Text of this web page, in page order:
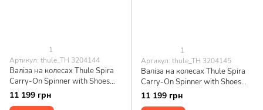
1
Артикул: thule_TH 3204144
Валіза на колесах Thule Spira
Carry-On Spinner with Shoes
Bag (Legion Blue) (TH
3204144)
11 199 грн
1
Артикул: thule_TH 3204145
Валіза на колесах Thule Spira
Carry-On Spinner with Shoes
Bag (Rio Red) (TH 3204145)
11 199 грн